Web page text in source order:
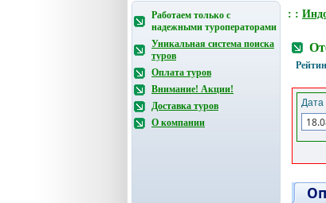
Работаем только с
надежными туроператорами
Уникальная система поиска
туров
Оплата туров
Внимание! Акции!
Доставка туров
О компании
: :
Дата